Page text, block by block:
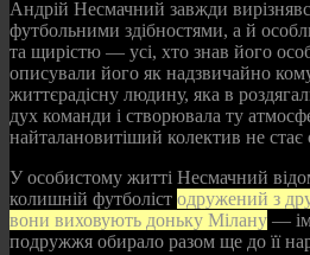
Андрій Несмачний завжди
футбольними здібностями, а й
та щирістю — усі, хто знав його
описували його як надзвичайно
життєрадісну людину, яка в
дух команди і створювала ту
найталановитіший колектив не
У особистому житті Несмачний
колишній футболіст одружений з
вони виховують доньку Мілану —
подружжя обирало разом ще до її